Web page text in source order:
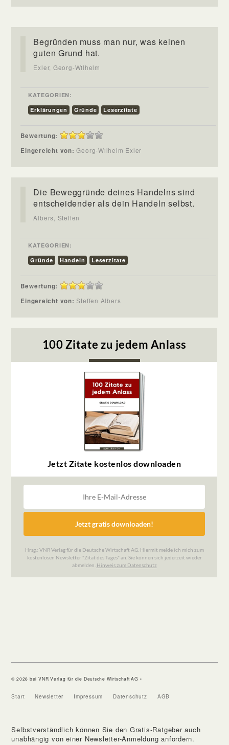
Begründen muss man nur, was keinen
guten Grund hat.
Exler, Georg-Wilhelm
KATEGORIEN:
Erklärungen
Gründe Leserzitate
Bewertung:
Eingereicht von:Georg-Wilhelm Exler
Die Beweggründe deines Handelns sind
entscheidender als dein Handeln selbst.
Albers, Steffen
KATEGORIEN:
Gründe
Handeln Leserzitate
Bewertung:
Eingereicht von:Steffen Albers
© 2026 bei VNR Verlag für die Deutsche Wirtschaft AG •
Start Newsletter Impressum Datenschutz AGB
Selbstverständlich können Sie den Gratis-Ratgeber auch
unabhängig von einer Newsletter-Anmeldung anfordern.